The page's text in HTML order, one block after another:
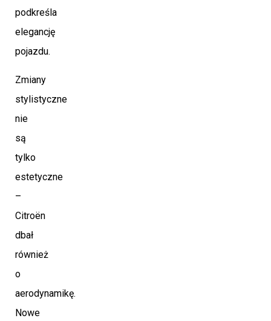
podkreśla
elegancję
pojazdu.
Zmiany
stylistyczne
nie
są
tylko
estetyczne
–
Citroën
dbał
również
o
aerodynamikę.
Nowe